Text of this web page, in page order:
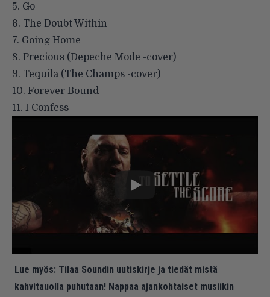
5. Go
6. The Doubt Within
7. Going Home
8. Precious (Depeche Mode -cover)
9. Tequila (The Champs -cover)
10. Forever Bound
11. I Confess
Lue myös: Tilaa Soundin uutiskirje ja tiedät mistä
kahvitauolla puhutaan! Nappaa ajankohtaiset musiikin